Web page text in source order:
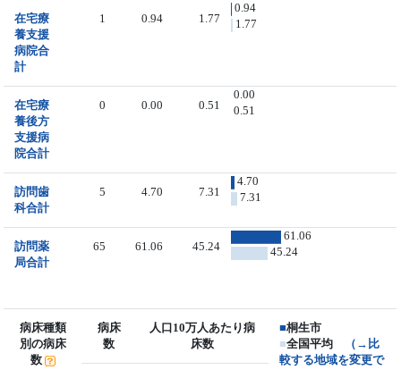
在宅療
養支援
病院合
計
1 0.94 1.77
0.94
1.77
在宅療
養後方
支援病
院合計
0 0.00 0.51
0.00
0.51
訪問歯
科合計
5 4.70 7.31
4.70
7.31
訪問薬
局合計
65 61.06 45.24
61.06
45.24
病床種類
別の病床
数
病床
数
人口10万人あたり病
床数
■桐生市
■全国平均
（→比
較する地域を変更で